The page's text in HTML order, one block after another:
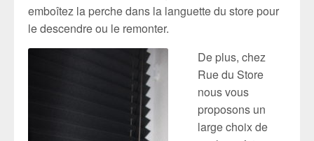
emboîtez la perche dans la languette du store pour
le descendre ou le remonter.
De plus, chez
Rue du Store
nous vous
proposons un
large choix de